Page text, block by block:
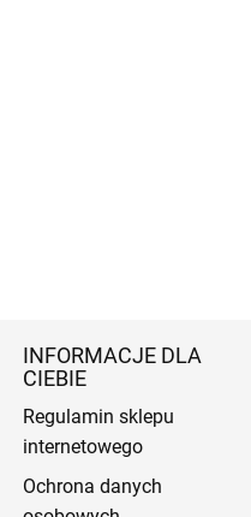
INFORMACJE DLA
CIEBIE
Regulamin sklepu
internetowego
Ochrona danych